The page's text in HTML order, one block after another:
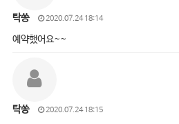
탁쏭 2020.07.24 18:14
예약했어요~~
탁쏭 2020.07.24 18:15